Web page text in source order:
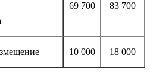
69 700 83 700
10 000 18 000